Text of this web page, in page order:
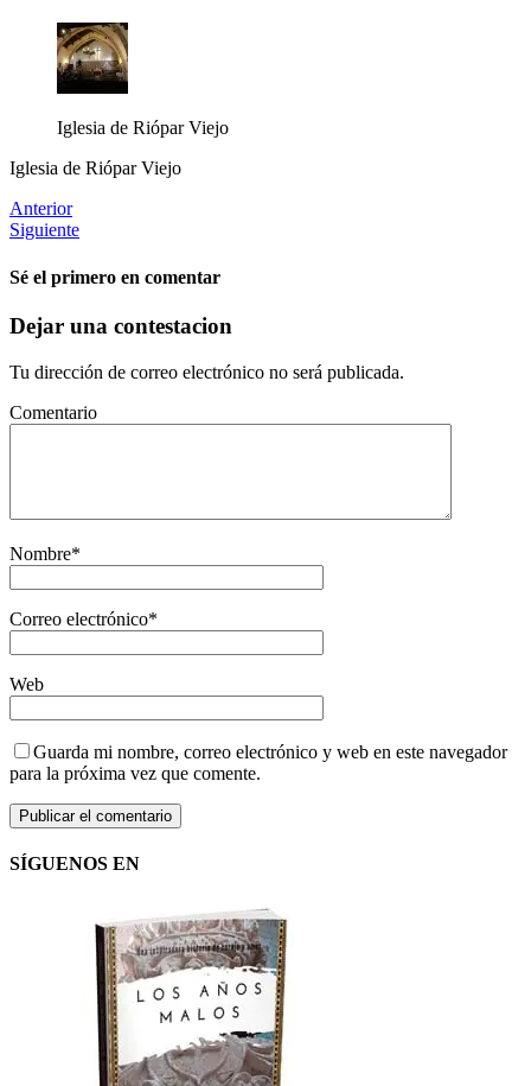
Iglesia de Riópar Viejo
Iglesia de Riópar Viejo
Anterior
Siguiente
Sé el primero en comentar
Dejar una contestacion
Tu dirección de correo electrónico no será publicada.
Comentario
Nombre*
Correo electrónico*
Web
Guarda mi nombre, correo electrónico y web en este navegador
para la próxima vez que comente.
SÍGUENOS EN